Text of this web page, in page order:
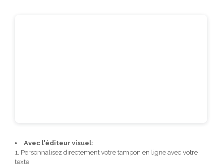
Avec l'éditeur visuel:
1. Personnalisez directement votre tampon en ligne avec votre
texte